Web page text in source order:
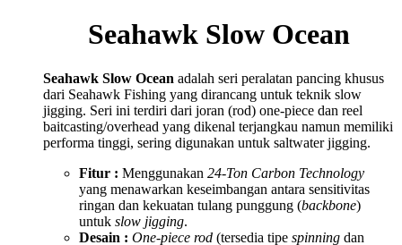
Seahawk Slow Ocean
Seahawk Slow Ocean adalah seri peralatan pancing khusus
dari Seahawk Fishing yang dirancang untuk teknik slow
jigging. Seri ini terdiri dari joran (rod) one-piece dan reel
baitcasting/overhead yang dikenal terjangkau namun memiliki
performa tinggi, sering digunakan untuk saltwater jigging.
Fitur : Menggunakan 24-Ton Carbon Technology
yang menawarkan keseimbangan antara sensitivitas
ringan dan kekuatan tulang punggung (backbone)
untuk slow jigging.
Desain : One-piece rod (tersedia tipe spinning dan